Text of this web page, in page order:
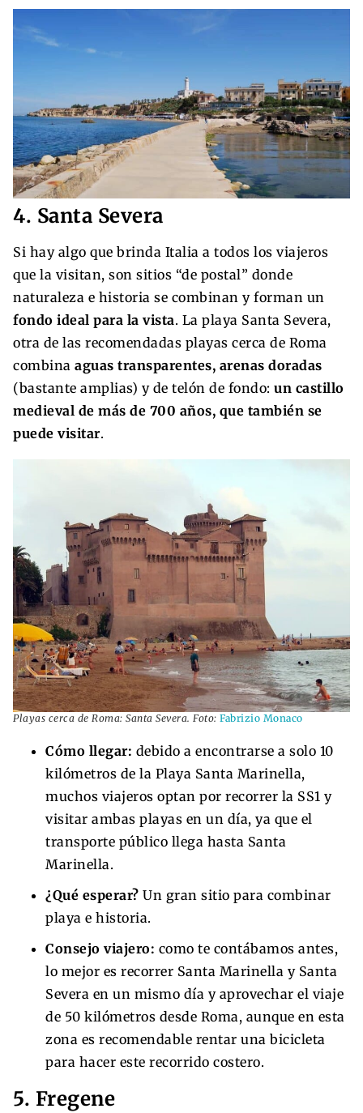
4. Santa Severa
Si hay algo que brinda Italia a todos los viajeros
que la visitan, son sitios “de postal” donde
naturaleza e historia se combinan y forman un
fondo ideal para la vista. La playa Santa Severa,
otra de las recomendadas playas cerca de Roma
combina aguas transparentes, arenas doradas
(bastante amplias) y de telón de fondo: un castillo
medieval de más de 700 años, que también se
puede visitar.
Playas cerca de Roma: Santa Severa. Foto: Fabrizio Monaco
Cómo llegar: debido a encontrarse a solo 10
kilómetros de la Playa Santa Marinella,
muchos viajeros optan por recorrer la SS1 y
visitar ambas playas en un día, ya que el
transporte público llega hasta Santa
Marinella.
¿Qué esperar? Un gran sitio para combinar
playa e historia.
Consejo viajero: como te contábamos antes,
lo mejor es recorrer Santa Marinella y Santa
Severa en un mismo día y aprovechar el viaje
de 50 kilómetros desde Roma, aunque en esta
zona es recomendable rentar una bicicleta
para hacer este recorrido costero.
5. Fregene